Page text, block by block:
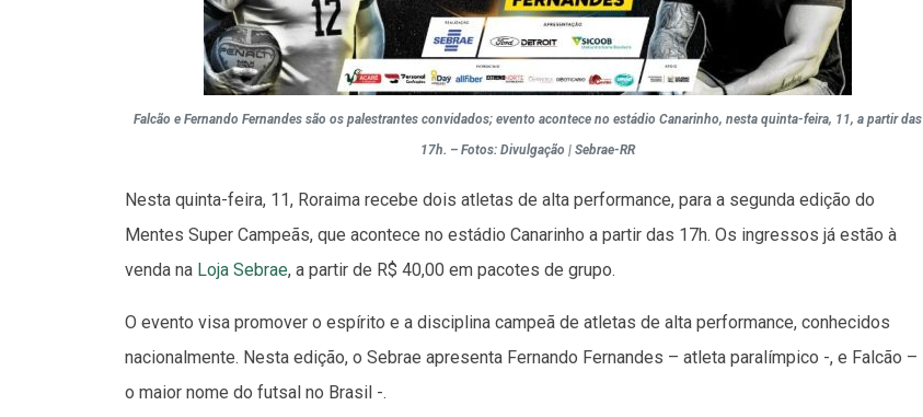
Falcão e Fernando Fernandes são os palestrantes convidados; evento acontece no estádio Canarinho, nesta quinta-feira, 11, a partir das
17h. – Fotos: Divulgação | Sebrae-RR
Nesta quinta-feira, 11, Roraima recebe dois atletas de alta performance, para a segunda edição do
Mentes Super Campeãs, que acontece no estádio Canarinho a partir das 17h. Os ingressos já estão à
venda na Loja Sebrae, a partir de R$ 40,00 em pacotes de grupo.
O evento visa promover o espírito e a disciplina campeã de atletas de alta performance, conhecidos
nacionalmente. Nesta edição, o Sebrae apresenta Fernando Fernandes – atleta paralímpico -, e Falcão –
o maior nome do futsal no Brasil -.